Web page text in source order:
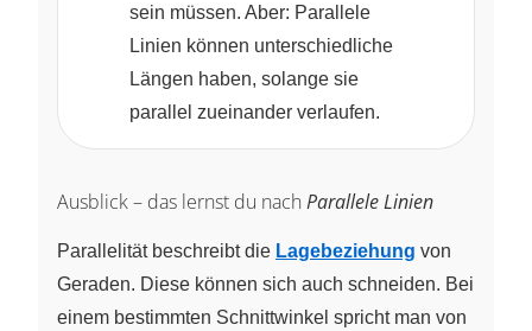
sein müssen. Aber: Parallele
Linien können unterschiedliche
Längen haben, solange sie
parallel zueinander verlaufen.
Ausblick – das lernst du nach Parallele Linien
Parallelität beschreibt die Lagebeziehung von
Geraden. Diese können sich auch schneiden. Bei
einem bestimmten Schnittwinkel spricht man von